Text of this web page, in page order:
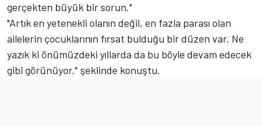
gerçekten büyük bir sorun."
"Artık en yetenekli olanın değil, en fazla parası olan
ailelerin çocuklarının fırsat bulduğu bir düzen var. Ne
yazık ki önümüzdeki yıllarda da bu böyle devam edecek
gibi görünüyor." şeklinde konuştu.